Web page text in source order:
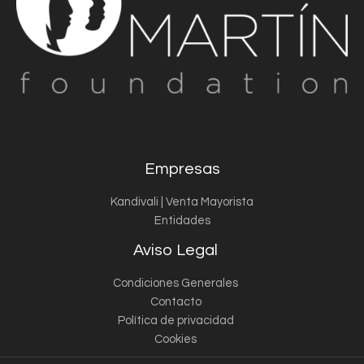
Empresas
Kandivali | Venta Mayorista
Entidades
Aviso Legal
Condiciones Generales
Contacto
Política de privacidad
Cookies